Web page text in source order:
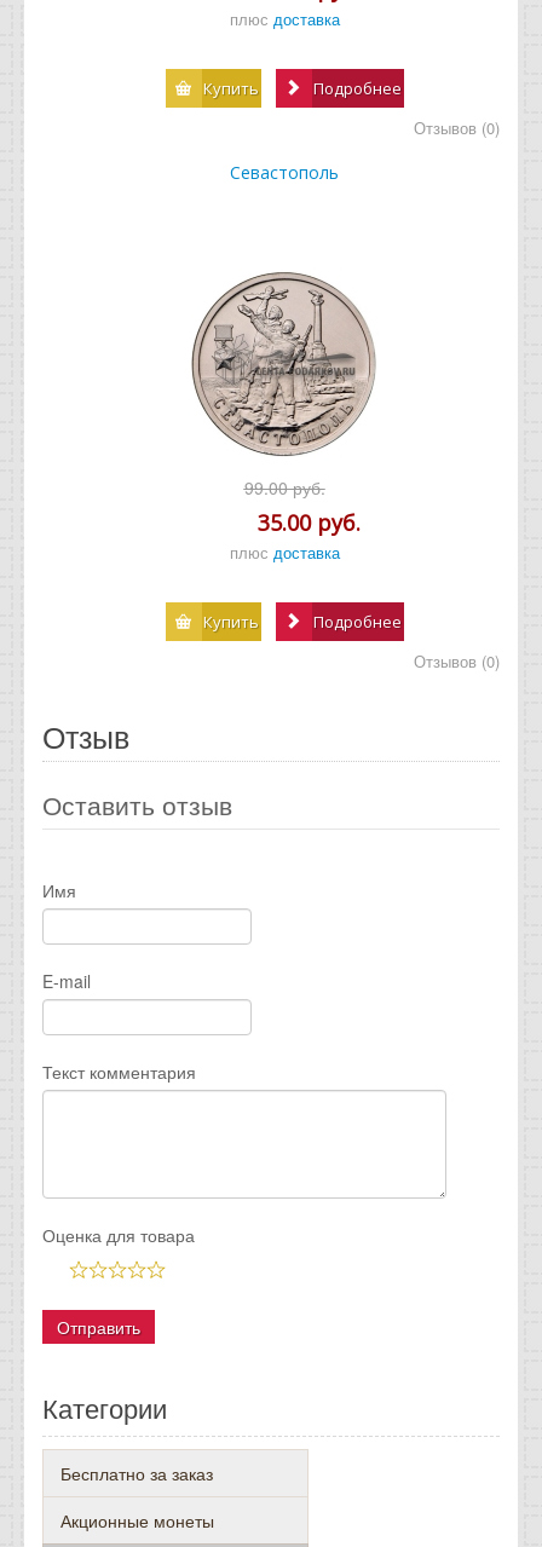
плюс доставка
Купить Подробнее
Отзывов (0)
Севастополь
99.00 руб.
35.00 руб.
плюс доставка
Купить Подробнее
Отзывов (0)
Отзыв
Оставить отзыв
Имя
E-mail
Текст комментария
Оценка для товара
Категории
Бесплатно за заказ
Акционные монеты